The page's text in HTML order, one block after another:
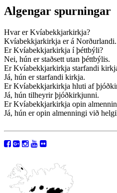
Algengar spurningar
Hvar er Kvíabekkjarkirkja?
Kvíabekkjarkirkja er á Norðurlandi.
Er Kvíabekkjarkirkja í þéttbýli?
Nei, hún er staðsett utan þéttbýlis.
Er Kvíabekkjarkirkja starfandi
Já, hún er starfandi kirkja.
Er Kvíabekkjarkirkja hluti af
Já, hún tilheyrir þjóðkirkjunni.
Er Kvíabekkjarkirkja opin
Já, hún er opin almenningi við